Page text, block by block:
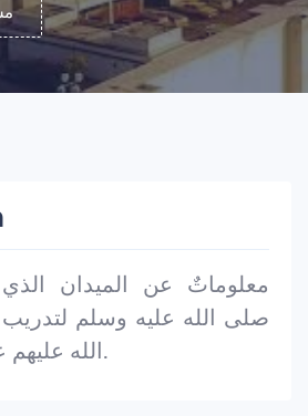
معلوماتٌ عن الميدان
صلى الله عليه وسلم
الله عليهم على ركوب الخيل.